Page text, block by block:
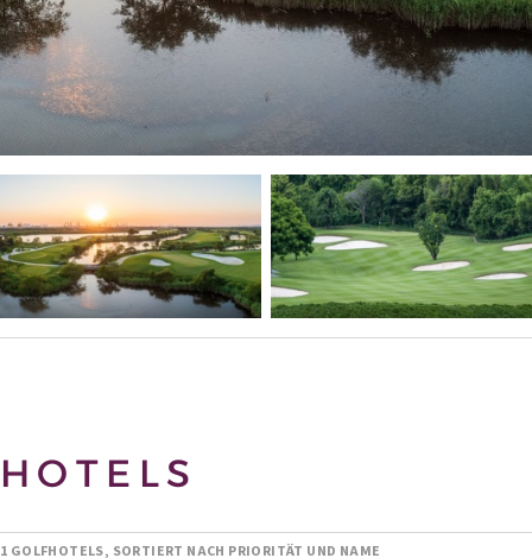
HOTELS
1 GOLFHOTELS, SORTIERT NACH PRIORITÄT UND NAME